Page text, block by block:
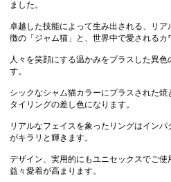
ました。
卓越した技能によって生み出される、リ
徴の「ジャム猫」と、世界中で愛されるカ
人々を笑顔にする温かみをプラスした異
す。
シックなシャム猫カラーにプラスされた
タイリングの差し色になります。
リアルなフェイスを象ったリングはイン
がキラリと輝きます。
デザイン、実用的にもユニセックスでご
益々愛着が高まります。